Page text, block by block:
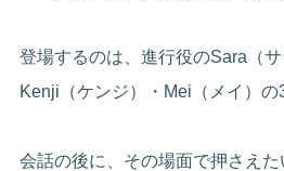
登場するのは、進行役のSara（
Kenji（ケンジ）・Mei（メイ）の
会話の後に、その場面で押さえ